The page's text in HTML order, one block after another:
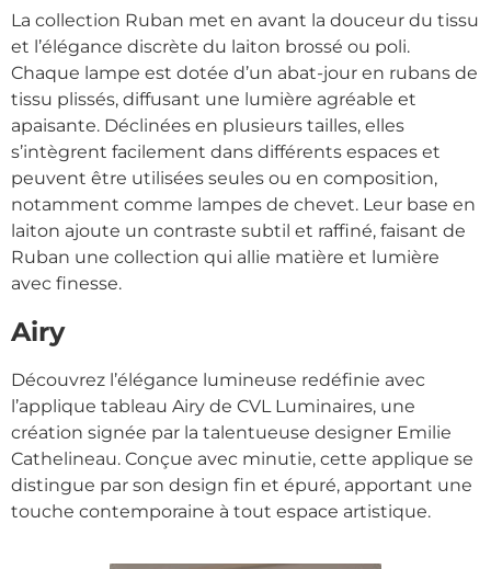
La collection Ruban met en avant la douceur du tissu
et l’élégance discrète du laiton brossé ou poli.
Chaque lampe est dotée d’un abat-jour en rubans de
tissu plissés, diffusant une lumière agréable et
apaisante. Déclinées en plusieurs tailles, elles
s’intègrent facilement dans différents espaces et
peuvent être utilisées seules ou en composition,
notamment comme lampes de chevet. Leur base en
laiton ajoute un contraste subtil et raffiné, faisant de
Ruban une collection qui allie matière et lumière
avec finesse.
Airy
Découvrez l’élégance lumineuse redéfinie avec
l’applique tableau Airy de CVL Luminaires, une
création signée par la talentueuse designer Emilie
Cathelineau. Conçue avec minutie, cette applique se
distingue par son design fin et épuré, apportant une
touche contemporaine à tout espace artistique.